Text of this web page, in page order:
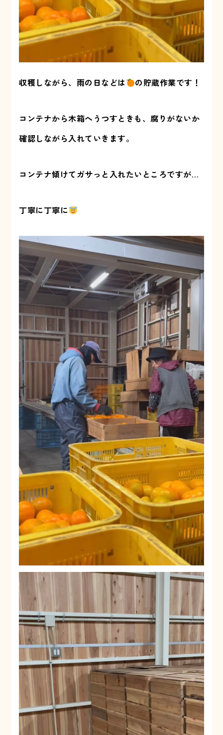
収穫しながら、雨の日などは の貯蔵作業です！
コンテナから木箱へうつすときも、腐りがないか
確認しながら入れていきます。
コンテナ傾けてガサっと入れたいところですが…
丁寧に丁寧に